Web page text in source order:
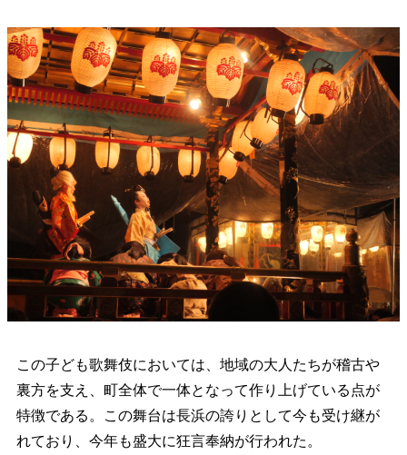
この子ども歌舞伎においては、地域の大人たちが稽古や
裏方を支え、町全体で一体となって作り上げている点が
特徴である。この舞台は長浜の誇りとして今も受け継が
れており、今年も盛大に狂言奉納が行われた。